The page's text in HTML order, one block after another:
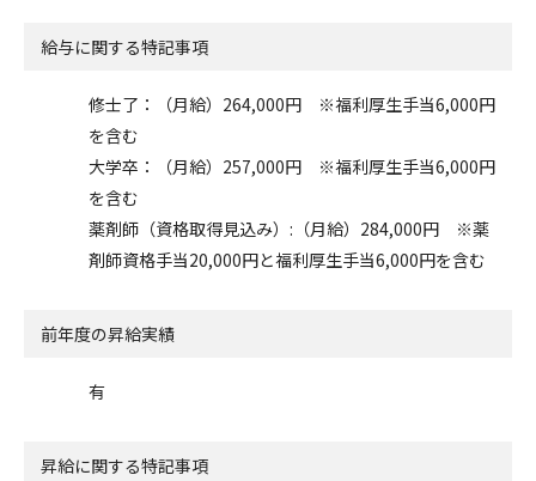
給与に関する特記事項
修士了：（月給）264,000円 ※福利厚生手当6,000円
を含む
大学卒：（月給）257,000円 ※福利厚生手当6,000円
を含む
薬剤師（資格取得見込み）:（月給）284,000円 ※薬
剤師資格手当20,000円と福利厚生手当6,000円を含む
前年度の昇給実績
有
昇給に関する特記事項